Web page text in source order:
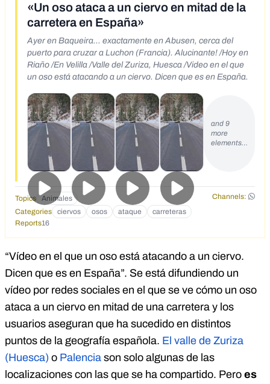
«Un oso ataca a un ciervo en mitad de la
carretera en España»
Ayer en Baqueira… exactamente en Abusen, cerca del
puerto para cruzar a Luchon (Francia). Alucinante! /Hoy en
Riaño /En Velilla /Valle del Zuriza, Huesca /Video en el que
un oso está atacando a un ciervo. Dicen que es en España.
and 9
more
elements…
Topics Animales
Channels:
Categories
ciervos osos ataque
carreteras
Reports16
“Vídeo en el que un oso está atacando a un ciervo.
Dicen que es en España”. Se está difundiendo un
vídeo por redes sociales en el que se ve cómo un oso
ataca a un ciervo en mitad de una carretera y los
usuarios aseguran que ha sucedido en distintos
puntos de la geografía española. El valle de Zuriza
(Huesca) o Palencia son solo algunas de las
localizaciones con las que se ha compartido. Pero es